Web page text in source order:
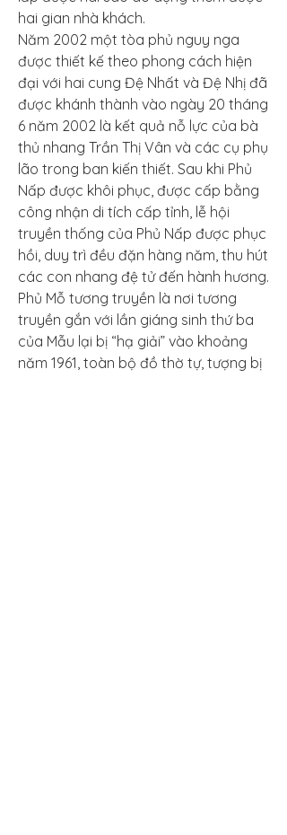
hai gian nhà khách.
Năm 2002 một tòa phủ nguy nga
được thiết kế theo phong cách hiện
đại với hai cung Đệ Nhất và Đệ Nhị đã
được khánh thành vào ngày 20 tháng
6 năm 2002 là kết quả nỗ lực của bà
thủ nhang Trần Thị Vân và các cụ phụ
lão trong ban kiến thiết. Sau khi Phủ
Nấp được khôi phục, được cấp bằng
công nhận di tích cấp tỉnh, lễ hội
truyền thống của Phủ Nấp được phục
hồi, duy trì đều đặn hàng năm, thu hút
các con nhang đệ tử đến hành hương.
Phủ Mỗ tương truyền là nơi tương
truyền gắn với lần giáng sinh thứ ba
của Mẫu lại bị “hạ giải” vào khoảng
năm 1961, toàn bộ đồ thờ tự, tượng bị